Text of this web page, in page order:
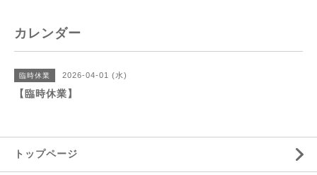
カレンダー
臨時休業 2026-04-01 (水)
【臨時休業】
トップページ